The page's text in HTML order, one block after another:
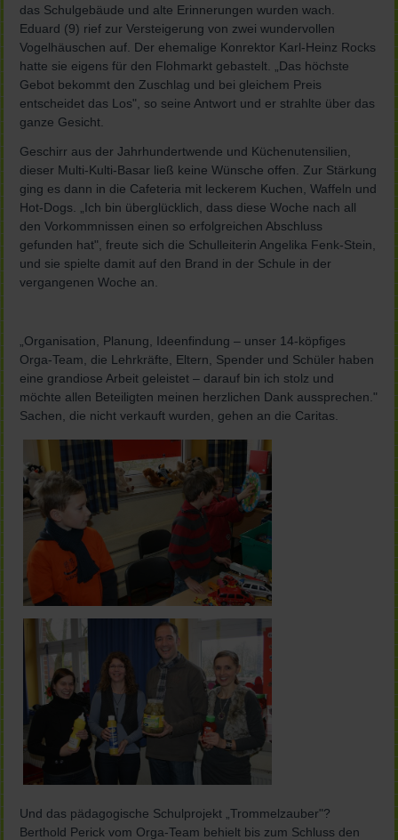
das Schulgebäude und alte Erinnerungen wurden wach.
Eduard (9) rief zur Versteigerung von zwei wundervollen
Vogelhäuschen auf. Der ehemalige Konrektor Karl-Heinz Rocks
hatte sie eigens für den Flohmarkt gebastelt. „Das höchste
Gebot bekommt den Zuschlag und bei gleichem Preis
entscheidet das Los", so seine Antwort und er strahlte über das
ganze Gesicht.
Geschirr aus der Jahrhundertwende und Küchenutensilien,
dieser Multi-Kulti-Basar ließ keine Wünsche offen. Zur Stärkung
ging es dann in die Cafeteria mit leckerem Kuchen, Waffeln und
Hot-Dogs. „Ich bin überglücklich, dass diese Woche nach all
den Vorkommnissen einen so erfolgreichen Abschluss
gefunden hat", freute sich die Schulleiterin Angelika Fenk-Stein,
und sie spielte damit auf den Brand in der Schule in der
vergangenen Woche an.
„Organisation, Planung, Ideenfindung – unser 14-köpfiges
Orga-Team, die Lehrkräfte, Eltern, Spender und Schüler haben
eine grandiose Arbeit geleistet – darauf bin ich stolz und
möchte allen Beteiligten meinen herzlichen Dank aussprechen."
Sachen, die nicht verkauft wurden, gehen an die Caritas.
Und das pädagogische Schulprojekt „Trommelzauber"?
Berthold Perick vom Orga-Team behielt bis zum Schluss den